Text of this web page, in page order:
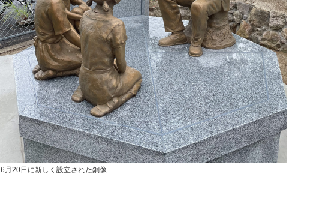
6月20日に新しく設立された銅像